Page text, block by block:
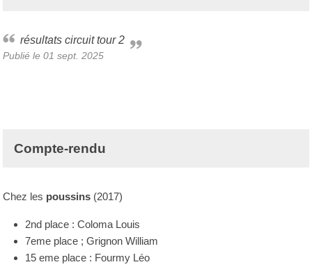
résultats circuit tour 2
Publié le 01 sept. 2025
Compte-rendu
Chez les poussins (2017)
2nd place : Coloma Louis
7eme place ; Grignon William
15 eme place : Fourmy Léo